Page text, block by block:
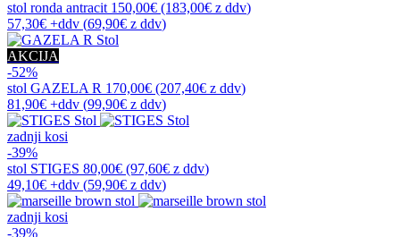
stol ronda antracit 150,00€ (183,00€ z ddv)
57,30€ +ddv (69,90€ z ddv)
AKCIJA
-52%
stol GAZELA R 170,00€ (207,40€ z ddv)
81,90€ +ddv (99,90€ z ddv)
zadnji kosi
-39%
stol STIGES 80,00€ (97,60€ z ddv)
49,10€ +ddv (59,90€ z ddv)
zadnji kosi
-39%